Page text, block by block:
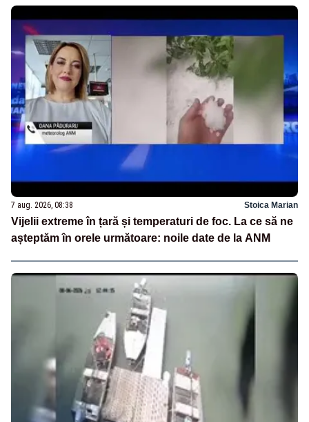
7 aug. 2026, 08:38 Stoica Marian
Vijelii extreme în țară și temperaturi de foc. La ce să ne
așteptăm în orele următoare: noile date de la ANM